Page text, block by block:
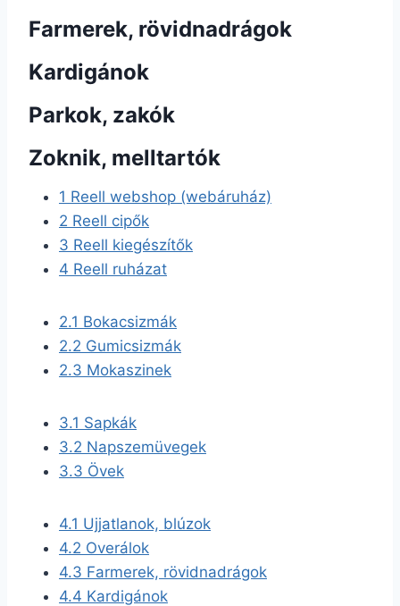
Farmerek, rövidnadrágok
Kardigánok
Parkok, zakók
Zoknik, melltartók
1 Reell webshop (webáruház)
2 Reell cipők
3 Reell kiegészítők
4 Reell ruházat
2.1 Bokacsizmák
2.2 Gumicsizmák
2.3 Mokaszinek
3.1 Sapkák
3.2 Napszemüvegek
3.3 Övek
4.1 Ujjatlanok, blúzok
4.2 Overálok
4.3 Farmerek, rövidnadrágok
4.4 Kardigánok